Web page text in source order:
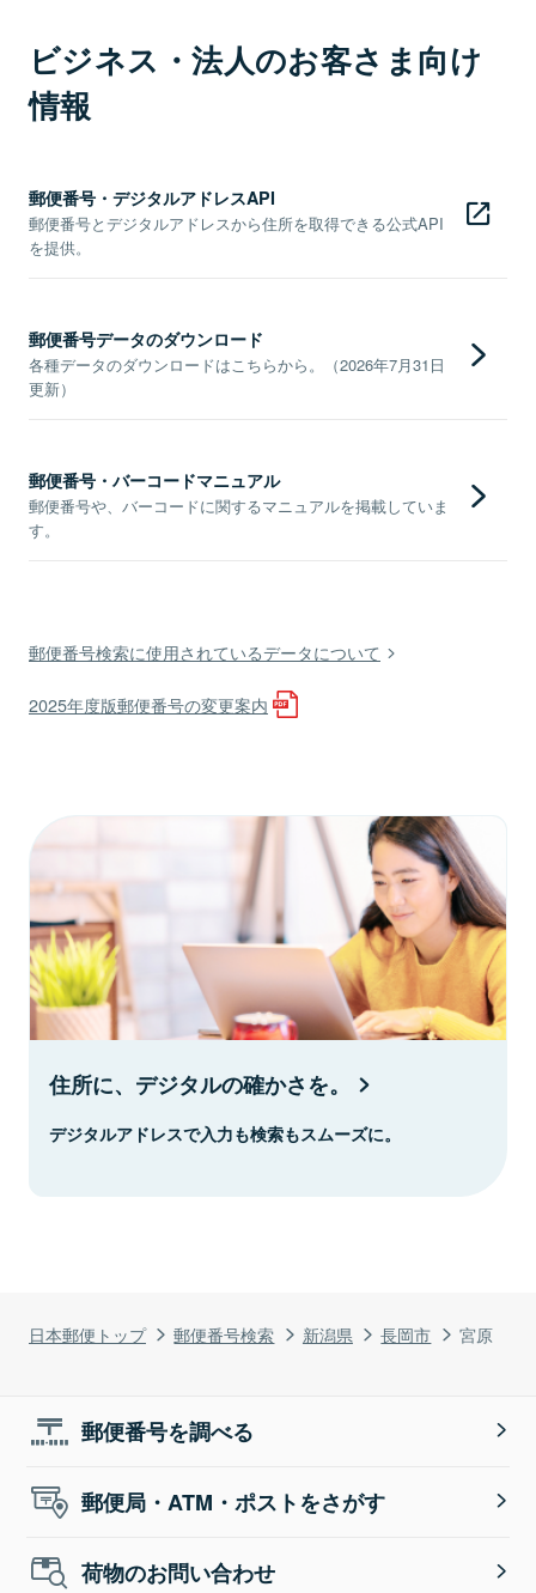
日本郵便トップ 郵便番号検索 新潟県 長岡市 宮原
ビジネス・法人のお客さま向け
情報
郵便番号・デジタルアドレスAPI
郵便番号とデジタルアドレスから住所を取得できる公式API
を提供。
郵便番号データのダウンロード
各種データのダウンロードはこちらから。（2026年7月31日
更新）
郵便番号・バーコードマニュアル
郵便番号や、バーコードに関するマニュアルを掲載していま
す。
郵便番号検索に使用されているデータについて
2025年度版郵便番号の変更案内
住所に、デジタルの確かさを。
デジタルアドレスで入力も検索もスムーズに。
郵便番号を調べる
郵便局・ATM・ポストをさがす
荷物のお問い合わせ